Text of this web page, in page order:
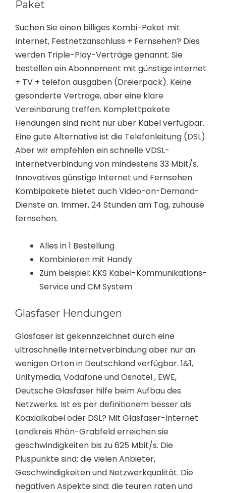
Paket
Suchen Sie einen billiges Kombi-Paket mit
Internet, Festnetzanschluss + Fernsehen? Dies
werden Triple-Play-Verträge genannt. Sie
bestellen ein Abonnement mit günstige internet
+ TV + telefon ausgaben (Dreierpack). Keine
gesonderte Verträge, aber eine klare
Vereinbarung treffen. Komplettpakete
Hendungen sind nicht nur über Kabel verfügbar.
Eine gute Alternative ist die Telefonleitung (DSL).
Aber wir empfehlen ein schnelle VDSL-
Internetverbindung von mindestens 33 Mbit/s.
Innovatives günstige Internet und Fernsehen
Kombipakete bietet auch Video-on-Demand-
Dienste an. Immer, 24 Stunden am Tag, zuhause
fernsehen.
Alles in 1 Bestellung
Kombinieren mit Handy
Zum beispiel: KKS Kabel-Kommunikations-
Service und CM System
Glasfaser Hendungen
Glasfaser ist gekennzeichnet durch eine
ultraschnelle Internetverbindung aber nur an
wenigen Orten in Deutschland verfügbar. 1&1,
Unitymedia, Vodafone und Osnatel , EWE,
Deutsche Glasfaser hilfe beim Aufbau des
Netzwerks. Ist es per definitionem besser als
Koaxialkabel oder DSL? Mit Glasfaser-Internet
Landkreis Rhön-Grabfeld erreichen sie
geschwindigkeiten bis zu 625 Mbit/s. Die
Pluspunkte sind: die vielen Anbieter,
Geschwindigkeiten und Netzwerkqualität. Die
negativen Aspekte sind: die teuren raten und